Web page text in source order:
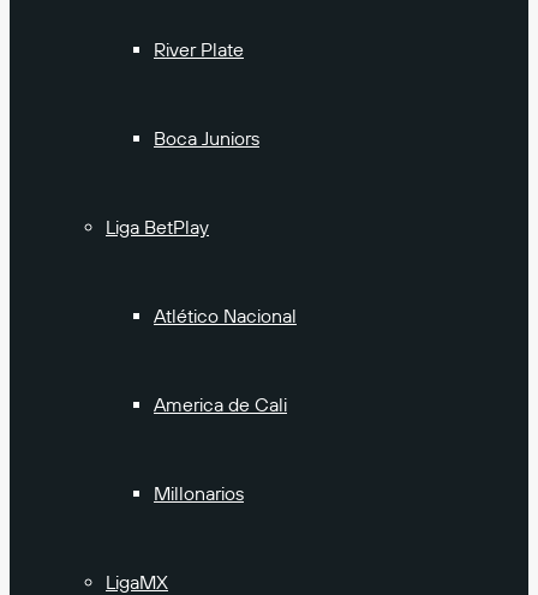
River Plate
Boca Juniors
Liga BetPlay
Atlético Nacional
America de Cali
Millonarios
LigaMX